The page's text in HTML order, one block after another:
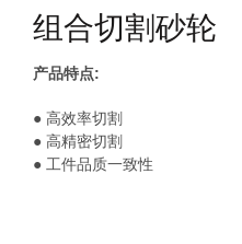
组合切割砂轮
产品特点:
● 高效率切割
● 高精密切割
● 工件品质一致性